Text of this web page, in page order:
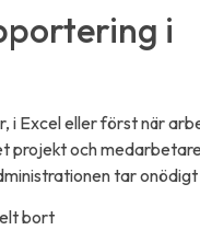
i
Excel eller först när
projekt och
tar
bort